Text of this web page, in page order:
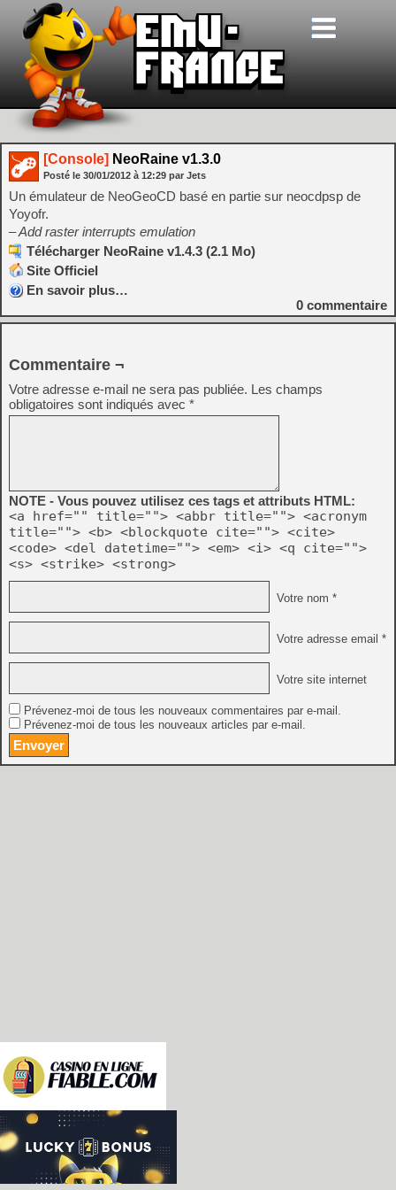
[Console] NeoRaine v1.3.0
Posté le 30/01/2012 à 12:29 par Jets
Un émulateur de NeoGeoCD basé en partie sur neocdpsp de
Yoyofr.
– Add raster interrupts emulation
Télécharger NeoRaine v1.4.3 (2.1 Mo)
Site Officiel
En savoir plus…
0 commentaire
Commentaire ¬
Votre adresse e-mail ne sera pas publiée. Les champs
obligatoires sont indiqués avec *
NOTE - Vous pouvez utilisez ces tags et attributs HTML:
<a href="" title=""> <abbr title=""> <acronym
title=""> <b> <blockquote cite=""> <cite>
<code> <del datetime=""> <em> <i> <q cite="">
<s> <strike> <strong>
Votre nom *
Votre adresse email *
Votre site internet
Prévenez-moi de tous les nouveaux commentaires par e-mail.
Prévenez-moi de tous les nouveaux articles par e-mail.